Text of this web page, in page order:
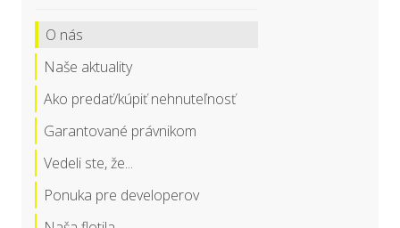
O nás
Naše aktuality
Ako predať/kúpiť nehnuteľnosť
Garantované právnikom
Vedeli ste, že...
Ponuka pre developerov